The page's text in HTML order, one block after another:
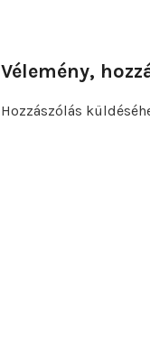
Vélemény,
Hozzászólás